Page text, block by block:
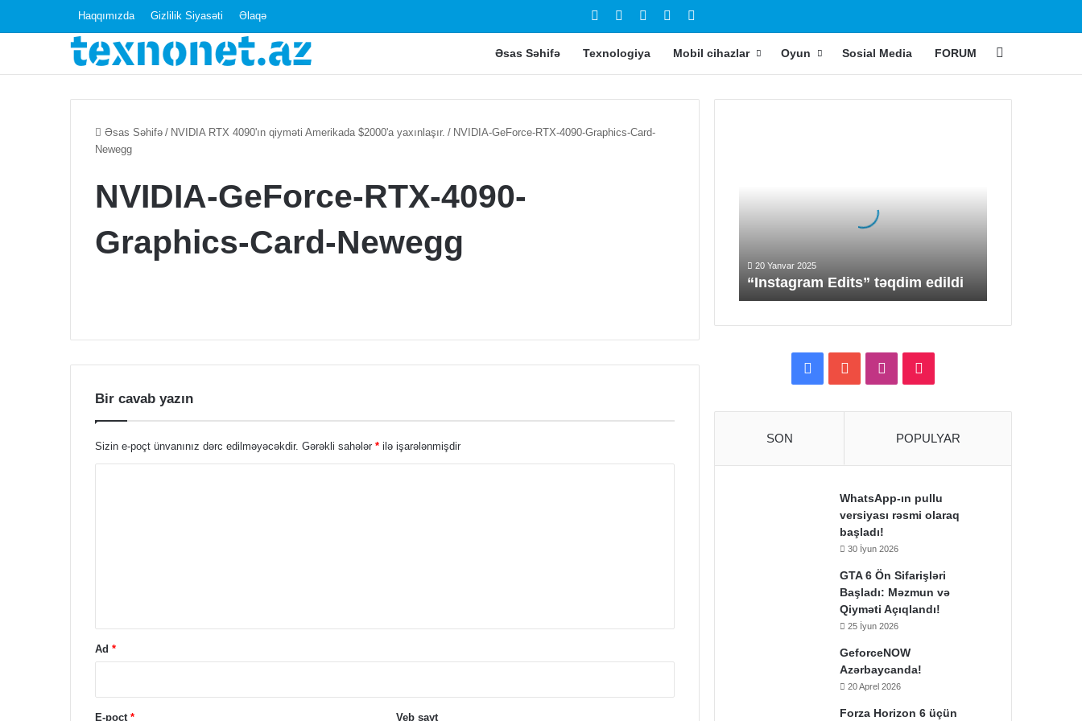
Haqqımızda Gizlilik Siyasəti Əlaqə FacebookYouTubeInstagram
TikTok
Əsas Səhifə Texnologiya Mobil cihazlar Oyun Sosial Media FORUM
Əsas Səhifə / NVIDIA RTX 4090'ın qiyməti Amerikada $2000'a yaxınlaşır. / NVIDIA-GeForce-RTX-4090-Graphics-Card-
Newegg
NVIDIA-GeForce-RTX-4090-
Graphics-Card-Newegg
Bir cavab yazın
Sizin e-poçt ünvanınız dərc edilməyəcəkdir. Gərəkli sahələr * ilə işarələnmişdir
Ad *
E-poçt * Veb sayt
20 Yanvar 2025
“Instagram Edits” təqdim edildi
FacebookYouTubeInstagram
SON POPULYAR
WhatsApp-ın pullu
versiyası rəsmi olaraq
başladı!
30 İyun 2026
GTA 6 Ön Sifarişləri
Başladı: Məzmun və
Qiyməti Açıqlandı!
25 İyun 2026
GeforceNOW
Azərbaycanda!
20 Aprel 2026
Forza Horizon 6 üçün